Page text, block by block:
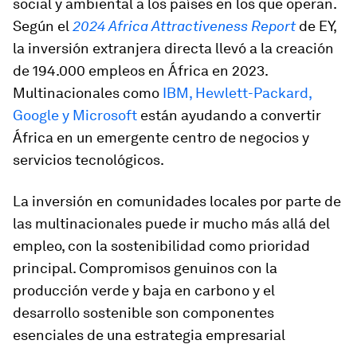
social y ambiental a los países en los que operan.
Según el 2024 Africa Attractiveness Reportde EY,
la inversión extranjera directa llevó a la creación
de 194.000 empleos en África en 2023.
Multinacionales como IBM, Hewlett-Packard,
Google y Microsoft están ayudando a convertir
África en un emergente centro de negocios y
servicios tecnológicos.
La inversión en comunidades locales por parte de
las multinacionales puede ir mucho más allá del
empleo, con la sostenibilidad como prioridad
principal. Compromisos genuinos con la
producción verde y baja en carbono y el
desarrollo sostenible son componentes
esenciales de una estrategia empresarial